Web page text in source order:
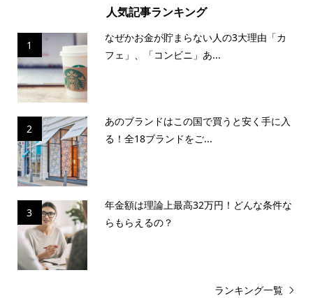
人気記事ランキング
1
なぜかお金が貯まらない人の3大理由「カ
フェ」、「コンビニ」あ...
2
あのブランドはこの国で買うと安く手に入
る！全18ブランドをご...
3
年金額は理論上最高32万円！どんな条件な
らもらえるの？
ランキング一覧